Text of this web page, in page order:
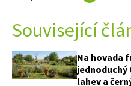
Související
Na hovada
jednoduchý
lahev a